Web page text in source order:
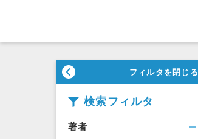
フィルタを閉じる
検索フィルタ
著者